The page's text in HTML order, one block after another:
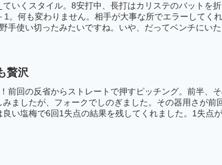
ていくスタイル。8安打中、長打はカリステのバットを折
1。何も変わりません。相手が大事な所でエラーしてく
手使い切ったみたいですね。いや、だってベンチにいた
贅沢
前回の反省からストレートで押すピッチング。前半、
みましたが、フォークでしのぎました。その器用さが前
い塩梅で6回1失点の結果を残してくれました。1失点が